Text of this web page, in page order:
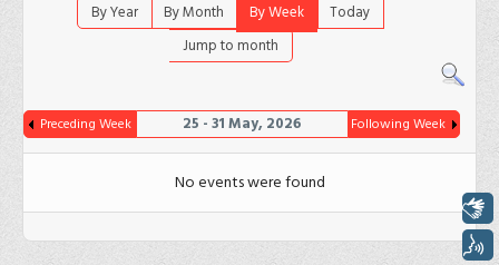
By Year By Month By Week
Today
Jump to month
Preceding Week 25 - 31 May, 2026 Following Week
No events were found
Libras
Voz